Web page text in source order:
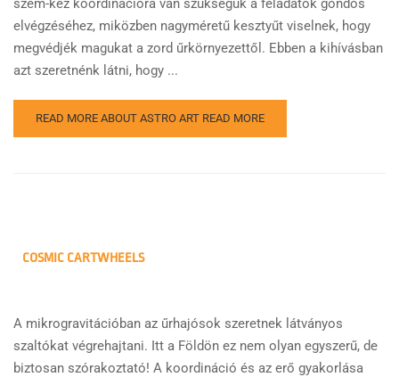
szem-kéz koordinációra van szükségük a feladatok gondos
elvégzéséhez, miközben nagyméretű kesztyűt viselnek, hogy
megvédjék magukat a zord űrkörnyezettől. Ebben a kihívásban
azt szeretnénk látni, hogy ...
READ MORE ABOUT ASTRO ART READ MORE
COSMIC CARTWHEELS
A mikrogravitációban az űrhajósok szeretnek látványos
szaltókat végrehajtani. Itt a Földön ez nem olyan egyszerű, de
biztosan szórakoztató! A koordináció és az erő gyakorlása